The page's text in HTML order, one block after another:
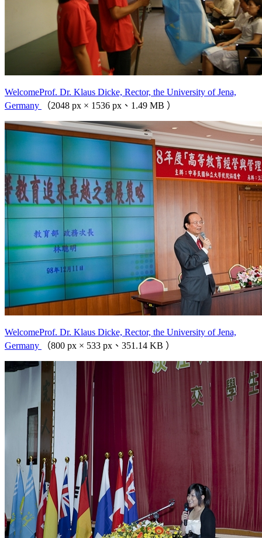
WelcomeProf. Dr. Klaus Dicke, Rector, the University of Jena,
Germany
（2048 px × 1536 px、1.49 MB ）
WelcomeProf. Dr. Klaus Dicke, Rector, the University of Jena,
Germany
（800 px × 533 px、351.14 KB ）